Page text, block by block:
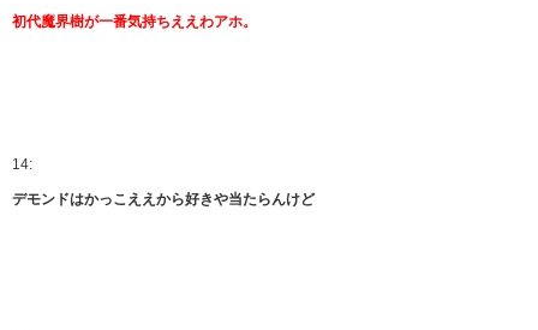
初代魔界樹が一番気持ちええわアホ。
14:
デモンドはかっこええから好きや当たらんけど